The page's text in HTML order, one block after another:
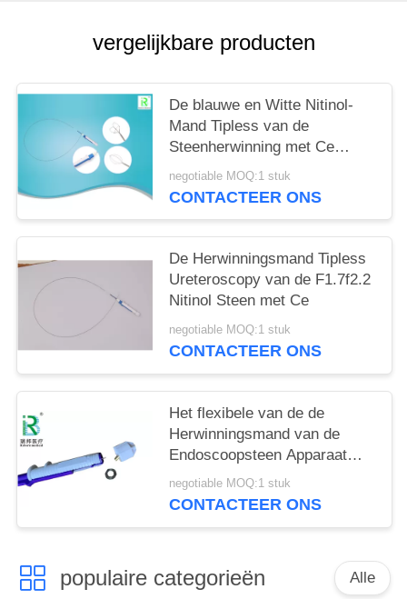
vergelijkbare producten
De blauwe en Witte Nitinol-
Mand Tipless van de
Steenherwinning met Ce
ISO13485
negotiable MOQ:1 stuk
CONTACTEER ONS
De Herwinningsmand Tipless
Ureteroscopy van de F1.7f2.2
Nitinol Steen met Ce
negotiable MOQ:1 stuk
CONTACTEER ONS
Het flexibele van de de
Herwinningsmand van de
Endoscoopsteen Apparaat
van de de Steenurologie van
Tipless Ngage
negotiable MOQ:1 stuk
CONTACTEER ONS
populaire categorieën Alle